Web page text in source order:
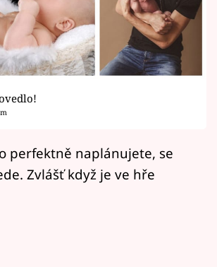
Karlovy Vary
perfektně naplánujete, se
Zvlášť když je ve hře